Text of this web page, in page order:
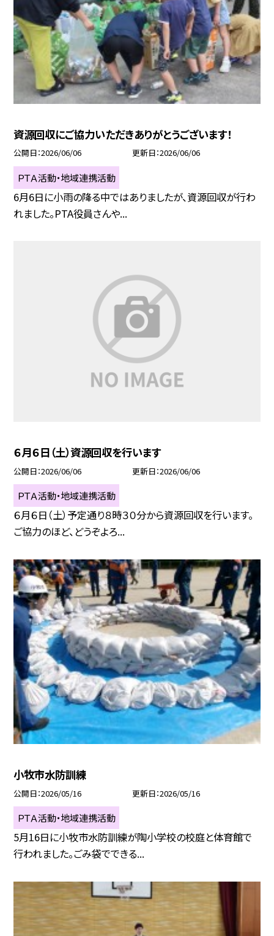
資源回収にご協力いただきありがとうございます！
公開日 2026/06/06 更新日 2026/06/06
ＰＴＡ活動・地域連携活動
6月6日に小雨の降る中ではありましたが、資源回収が行わ
れました。PTA役員さんや...
６月６日（土）資源回収を行います
公開日 2026/06/06 更新日 2026/06/06
ＰＴＡ活動・地域連携活動
６月６日（土）予定通り８時３０分から資源回収を行います。
ご協力のほど、どうぞよろ...
小牧市水防訓練
公開日 2026/05/16 更新日 2026/05/16
ＰＴＡ活動・地域連携活動
5月16日に小牧市水防訓練が陶小学校の校庭と体育館で
行われました。ごみ袋でできる...